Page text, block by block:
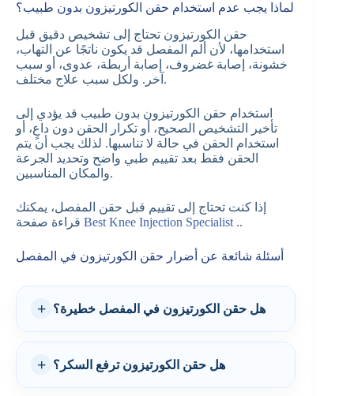
لماذا يجب عدم استخدام حقن الكورتيزون بدون طبيب؟
حقن الكورتيزون تحتاج إلى تشخيص دقيق قبل
استخدامها، لأن ألم المفصل قد يكون ناتجًا عن التهاب،
خشونة، إصابة غضروف، إصابة أربطة، عدوى، أو سبب
آخر. ولكل سبب علاج مختلف.
استخدام حقن الكورتيزون بدون طبيب قد يؤدي إلى
تأخير التشخيص الصحيح، أو تكرار الحقن دون داعٍ، أو
استخدام الحقن في حالة لا تناسبها. لذلك يجب أن يتم
الحقن فقط بعد تقييم طبي واضح وتحديد الجرعة
والمكان المناسبين.
إذا كنت تحتاج إلى تقييم قبل حقن المفصل، يمكنك
Best Knee Injection Specialist ..
أسئلة شائعة عن أضرار حقن الكورتيزون في المفصل
هل حقن الكورتيزون في المفصل خطيرة؟
هل حقن الكورتيزون ترفع السكر؟